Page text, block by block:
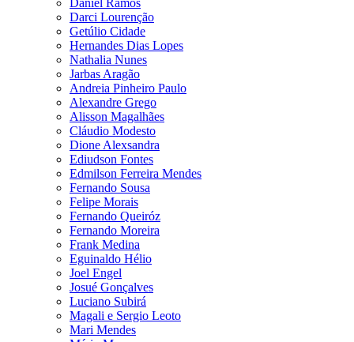
Daniel Ramos
Darci Lourenção
Getúlio Cidade
Hernandes Dias Lopes
Nathalia Nunes
Jarbas Aragão
Andreia Pinheiro Paulo
Alexandre Grego
Alisson Magalhães
Cláudio Modesto
Dione Alexsandra
Ediudson Fontes
Edmilson Ferreira Mendes
Fernando Sousa
Felipe Morais
Fernando Queiróz
Fernando Moreira
Frank Medina
Eguinaldo Hélio
Joel Engel
Josué Gonçalves
Luciano Subirá
Magali e Sergio Leoto
Mari Mendes